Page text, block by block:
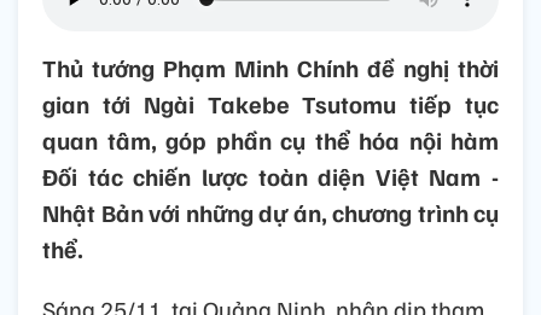
Thủ tướng Phạm Minh Chính đề nghị thời
gian tới Ngài Takebe Tsutomu tiếp tục
quan tâm, góp phần cụ thể hóa nội hàm
Đối tác chiến lược toàn diện Việt Nam -
Nhật Bản với những dự án, chương trình cụ
thể.